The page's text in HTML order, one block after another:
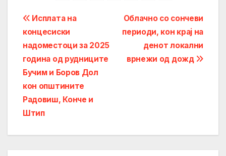
Post
navigation
Облачно со сончеви
периоди, кон крај на
денот локални
врнежи од дожд
Исплата на
концесиски
надоместоци за 2025
година од рудниците
Бучим и Боров Дол
кон општините
Радовиш, Конче и
Штип